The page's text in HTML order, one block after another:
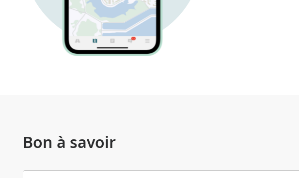
Bon à savoir